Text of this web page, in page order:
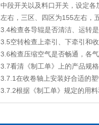
中段开关以及料口开关，设定
左右，三区、四区为155左右，
3.4检查各导辊是否清洁、运转
3.5空转检查上牵引、下牵引和
3.6检查压缩空气是否畅通，各
3.7看清《制工单》上的产品规
3.7.1在收卷轴上安装好合适的
3.7.2根据《制工单》规定的用